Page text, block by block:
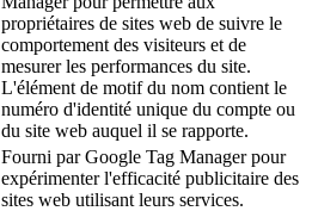
propriétaires de sites web de suivre le
comportement des visiteurs et de
mesurer les performances du site.
L'élément de motif du nom contient le
numéro d'identité unique du compte ou
du site web auquel il se rapporte.
Fourni par Google Tag Manager pour
expérimenter l'efficacité publicitaire des
sites web utilisant leurs services.